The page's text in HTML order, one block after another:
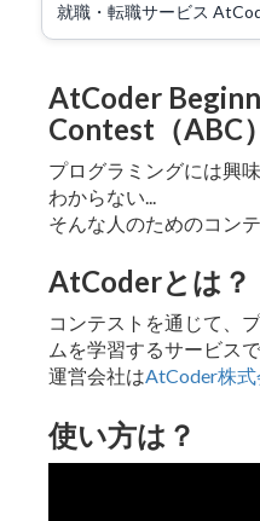
就職・転職サービス
AtCoder
Contest（ABC
プログラミングには興
わからない...
そんな人のためのコンテ
AtCoderとは？
コンテストを通じて、
ムを学習するサービスで
運営会社はAtCoder株式
使い方は？